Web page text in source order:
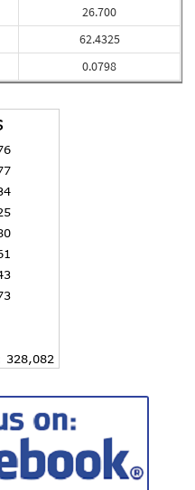
26.700
62.4325
0.0798